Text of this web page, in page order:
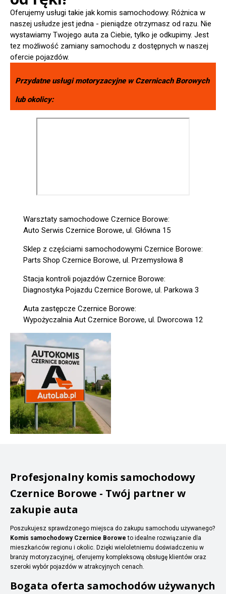
Oferujemy usługi takie jak komis samochodowy. Różnica w
naszej usłudze jest jedna - pieniądze otrzymasz od razu. Nie
wystawiamy Twojego auta za Ciebie, tylko je odkupimy. Jest
tez możliwość zamiany samochodu z dostępnych w naszej
ofercie pojazdów.
Przydatne usługi motoryzacyjne wCzernicach Borowych
lub okolicy:
Warsztaty samochodowe Czernice Borowe:
Auto Serwis Czernice Borowe, ul. Główna 15
Sklep z częściami samochodowymi Czernice Borowe:
Parts Shop Czernice Borowe, ul. Przemysłowa 8
Stacja kontroli pojazdów Czernice Borowe:
Diagnostyka Pojazdu Czernice Borowe, ul. Parkowa 3
Auta zastępcze Czernice Borowe:
Wypożyczalnia Aut Czernice Borowe, ul. Dworcowa 12
Profesjonalny komis samochodowy
Czernice Borowe - Twój partner w
zakupie auta
Poszukujesz sprawdzonego miejsca do zakupu samochodu używanego?
Komis samochodowy Czernice Borowe to idealne rozwiązanie dla
mieszkańców regionu i okolic. Dzięki wieloletniemu doświadczeniu w
branży motoryzacyjnej, oferujemy kompleksową obsługę klientów oraz
szeroki wybór pojazdów w atrakcyjnych cenach.
Bogata oferta samochodów używanych